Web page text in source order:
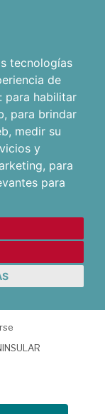
tecnologías
de
para habilitar
, para brindar
, medir su
y
, para
para